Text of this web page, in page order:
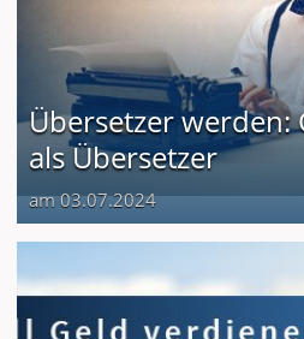
Übersetzer werden:
als Übersetzer
am 03.07.2024